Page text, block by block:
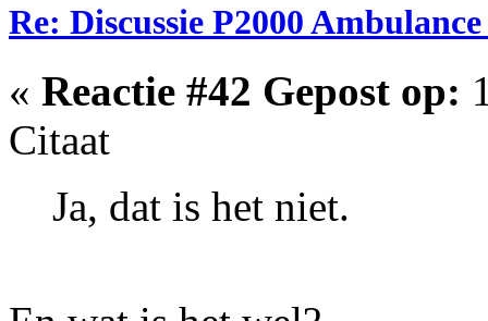
Re: Discussie P2000
« Reactie #42 Gepost op:
Citaat
Ja, dat is het niet.